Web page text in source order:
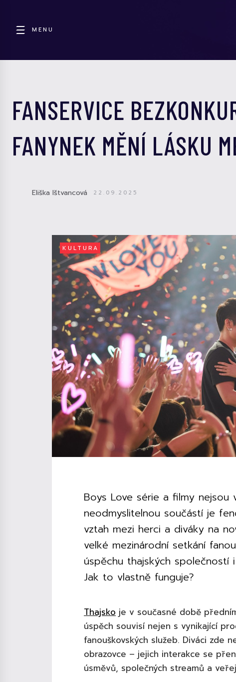
MENU
FANSERVICE
FANYNEK MĚNÍ LÁSKU
Eliška Ištvancová 22.09.2025
KULTURA
Boys Love série a filmy nejsou
neodmyslitelnou součástí je
vztah mezi herci a diváky na
velké mezinárodní setkání
úspěchu thajských společností
Jak to vlastně funguje?
Thajsko je v současné době
úspěch souvisí nejen s vynikající
fanouškovských služeb. Diváci zde
obrazovce – jejich interakce se
úsměvů, společných streamů a